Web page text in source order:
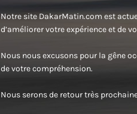
Notre site DakarMatin.com est
d’améliorer votre expérience et de
Nous nous excusons pour la gêne
de votre compréhension.
Nous serons de retour très